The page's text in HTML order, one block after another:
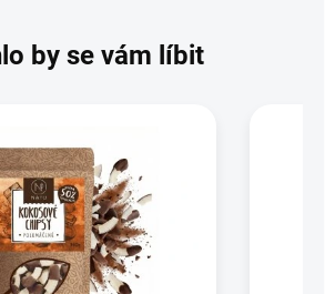
by se vám líbit